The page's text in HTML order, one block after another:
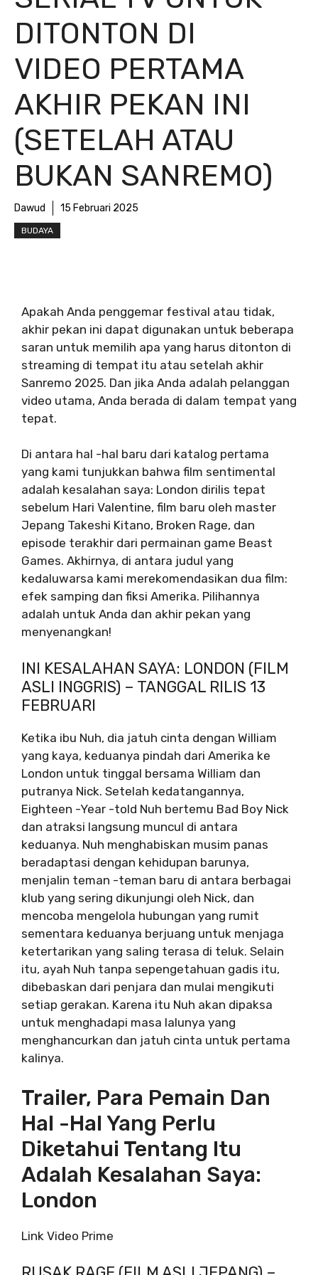
DITONTON DI
VIDEO PERTAMA
AKHIR PEKAN INI
(SETELAH ATAU
BUKAN SANREMO)
Dawud 15 Februari 2025
BUDAYA
Apakah Anda penggemar festival atau tidak,
akhir pekan ini dapat digunakan untuk beberapa
saran untuk memilih apa yang harus ditonton di
streaming di tempat itu atau setelah akhir
Sanremo 2025. Dan jika Anda adalah pelanggan
video utama, Anda berada di dalam tempat yang
tepat.
Di antara hal -hal baru dari katalog pertama
yang kami tunjukkan bahwa film sentimental
adalah kesalahan saya: London dirilis tepat
sebelum Hari Valentine, film baru oleh master
Jepang Takeshi Kitano, Broken Rage, dan
episode terakhir dari permainan game Beast
Games. Akhirnya, di antara judul yang
kedaluwarsa kami merekomendasikan dua film:
efek samping dan fiksi Amerika. Pilihannya
adalah untuk Anda dan akhir pekan yang
menyenangkan!
INI KESALAHAN SAYA: LONDON (FILM
ASLI INGGRIS) – TANGGAL RILIS 13
FEBRUARI
Ketika ibu Nuh, dia jatuh cinta dengan William
yang kaya, keduanya pindah dari Amerika ke
London untuk tinggal bersama William dan
putranya Nick. Setelah kedatangannya,
Eighteen -Year -told Nuh bertemu Bad Boy Nick
dan atraksi langsung muncul di antara
keduanya. Nuh menghabiskan musim panas
beradaptasi dengan kehidupan barunya,
menjalin teman -teman baru di antara berbagai
klub yang sering dikunjungi oleh Nick, dan
mencoba mengelola hubungan yang rumit
sementara keduanya berjuang untuk menjaga
ketertarikan yang saling terasa di teluk. Selain
itu, ayah Nuh tanpa sepengetahuan gadis itu,
dibebaskan dari penjara dan mulai mengikuti
setiap gerakan. Karena itu Nuh akan dipaksa
untuk menghadapi masa lalunya yang
menghancurkan dan jatuh cinta untuk pertama
kalinya.
Trailer, Para Pemain Dan
Hal -hal Yang Perlu
Diketahui Tentang Itu
Adalah Kesalahan Saya:
London
Link Video Prime